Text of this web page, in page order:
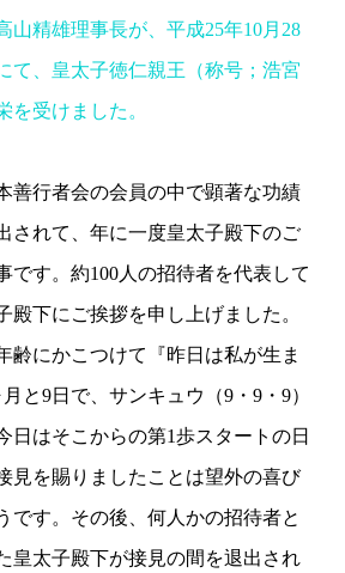
山精雄理事長が、平成25年10月 28
て、皇太子徳仁親王（称号；浩宮
を受けました。
善行者会の会員の中で顕著な功績
されて、年に一度皇太子殿下のご
です。約100人の招待者を代表して
殿下にご挨拶を申し上げました。
齢にかこつけて『昨日は私が生ま
と9日で、サンキュウ（9・ 9・ 9）
日はそこからの第1歩スタートの日
見を賜りましたことは望外の喜び
です。その後、何人かの招待者と
皇太子殿下が接見の間を退出され